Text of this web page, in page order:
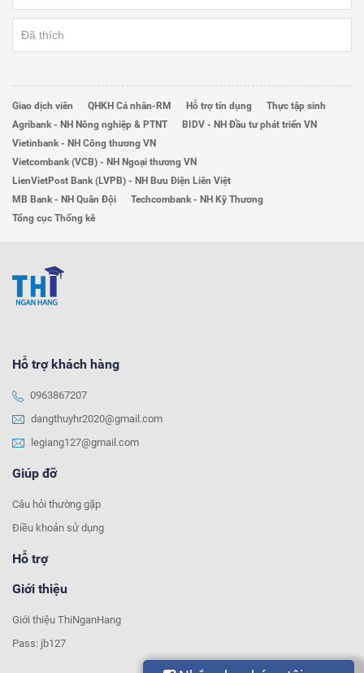
Đã thích
Giao dịch viên QHKH Cá nhân-RM Hỗ trợ tín dụng
Thực tập sinh
Agribank - NH Nông nghiệp & PTNT
BIDV - NH Đầu tư phát triển VN
Vietinbank - NH Công thương VN
Vietcombank (VCB) - NH Ngoại thương VN
LienVietPost Bank (LVPB) - NH Bưu Điện Liên Việt
MB Bank - NH Quân Đội
Techcombank - NH Kỹ Thương
Tổng cục Thống kê
Hỗ trợ khách hàng
0963867207
dangthuyhr2020@gmail.com
legiang127@gmail.com
Giúp đỡ
Câu hỏi thường gặp
Điều khoản sử dụng
Hỗ trợ
Giới thiệu
Giới thiệu ThiNganHang
Pass: jb127